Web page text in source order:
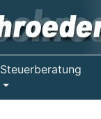
Steuerberatung